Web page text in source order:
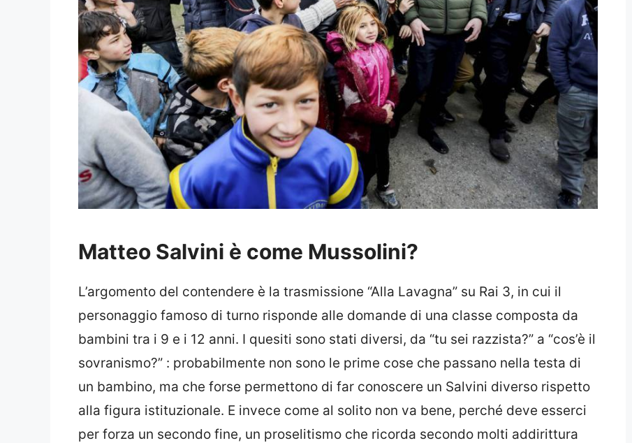
Matteo Salvini è come Mussolini?
L’argomento del contendere è la trasmissione “Alla Lavagna” su Rai 3, in cui il
personaggio famoso di turno risponde alle domande di una classe composta da
bambini tra i 9 e i 12 anni. I quesiti sono stati diversi, da “tu sei razzista?” a “cos’è il
sovranismo?” : probabilmente non sono le prime cose che passano nella testa di
un bambino, ma che forse permettono di far conoscere un Salvini diverso rispetto
alla figura istituzionale. E invece come al solito non va bene, perché deve esserci
per forza un secondo fine, un proselitismo che ricorda secondo molti addirittura